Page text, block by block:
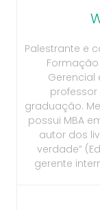
Palestrante e
Gerencial
graduação.
possui MBA
autor dos
verdade”
gerente